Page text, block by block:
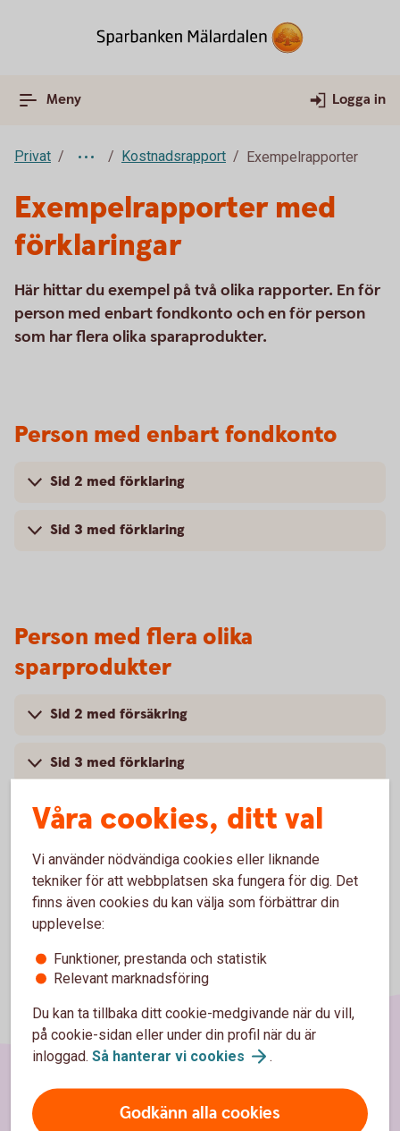
Meny Logga in
Privat Kostnadsrapport Exempelrapporter
Exempelrapporter med
förklaringar
Här hittar du exempel på två olika rapporter. En för
person med enbart fondkonto och en för person
som har flera olika sparaprodukter.
Person med enbart fondkonto
Sid 2 med förklaring
Sid 3 med förklaring
Person med flera olika
sparprodukter
Sid 2 med försäkring
Sid 3 med förklaring
Sid 4 med förklaring
Våra cookies, ditt val
Vi använder nödvändiga cookies eller liknande
tekniker för att webbplatsen ska fungera för dig. Det
finns även cookies du kan välja som förbättrar din
upplevelse:
Funktioner, prestanda och statistik
Relevant marknadsföring
Du kan ta tillbaka ditt cookie-medgivande när du vill,
på cookie-sidan eller under din profil när du är
inloggad. Så hanterar vi cookies .
Godkänn alla cookies
Sidfot
Hitta snabbt